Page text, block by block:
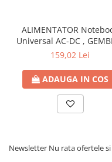
ALIMENTATOR
Universal AC-DC ,
, 90W - tensiuni
DC la 4.5 A max ,
la supratensiuni Cod
Produs: NPA-AC1D
159,02 Lei
ADAUGA IN COS
Newsletter Nu rata ofertele